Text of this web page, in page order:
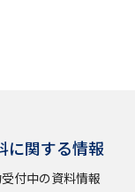
特集
ルパンフレット
に関する情報
付中の資料情報